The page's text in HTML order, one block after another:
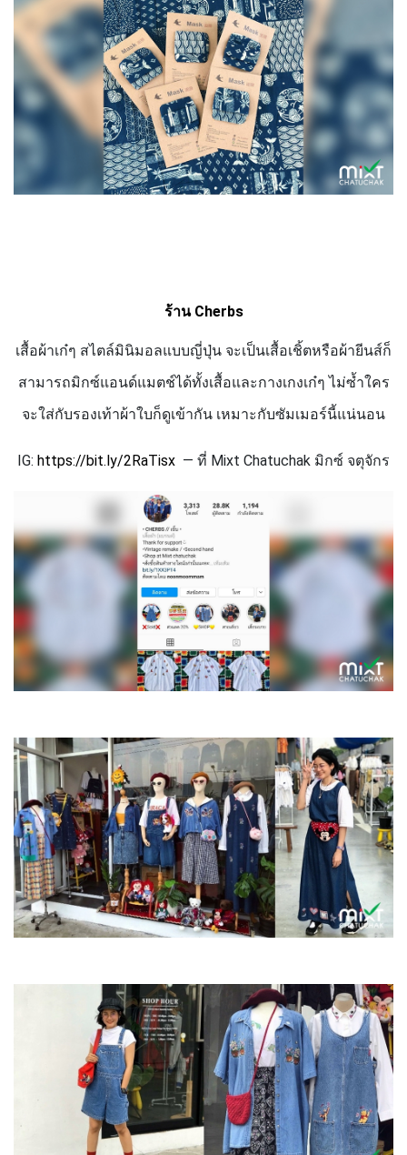
ร้าน Cherbs
เสื้อผ้าเก๋ๆ สไตล์มินิมอลแบบญี่ปุ่น จะเป็นเสื้อเชิ้ตหรือผ้ายีนส์ก็
สามารถมิกซ์แอนด์แมตช์ได้ทั้งเสื้อและกางเกงเก๋ๆ ไม่ซ้ำใคร
จะใส่กับรองเท้าผ้าใบก็ดูเข้ากัน เหมาะกับซัมเมอร์นี้แน่นอน
IG: https://bit.ly/2RaTisx — ที่ Mixt Chatuchak มิกซ์ จตุจักร